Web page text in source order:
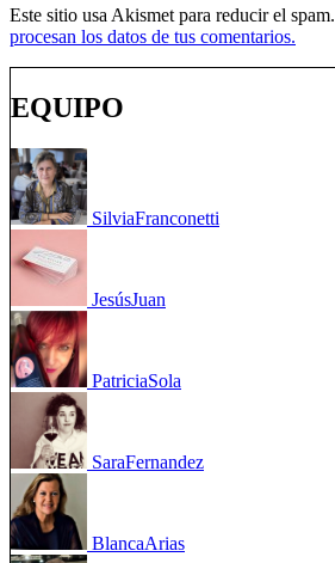
Este sitio usa Akismet para reducir el spam.
procesan los datos de tus comentarios.
EQUIPO
SilviaFranconetti
JesúsJuan
PatriciaSola
SaraFernandez
BlancaArias